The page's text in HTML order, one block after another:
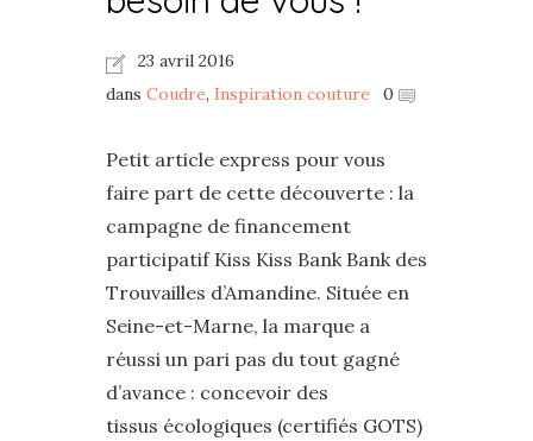
23 avril 2016
dans Coudre, Inspiration couture 0
Petit article express pour vous
faire part de cette découverte : la
campagne de financement
participatif Kiss Kiss Bank Bank des
Trouvailles d’Amandine. Située en
Seine-et-Marne, la marque a
réussi un pari pas du tout gagné
d’avance : concevoir des
tissus écologiques (certifiés GOTS)